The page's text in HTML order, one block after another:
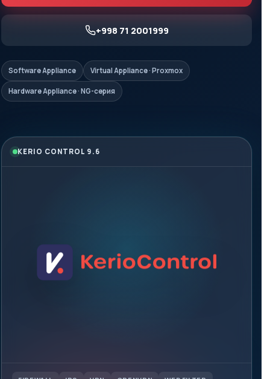
+998 71 2001999
Software Appliance Virtual Appliance · Proxmox
Hardware Appliance · NG-серия
KERIO CONTROL 9.6